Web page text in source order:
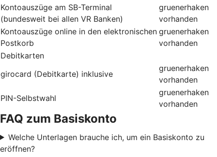
Kontoauszüge am SB-Terminal
(bundesweit bei allen VR Banken)
gruenerhaken
vorhanden
Kontoauszüge online in den elektronischen
Postkorb
gruenerhaken
vorhanden
Debitkarten
girocard (Debitkarte) inklusive
gruenerhaken
vorhanden
PIN-Selbstwahl
gruenerhaken
vorhanden
FAQ zum Basiskonto
Welche Unterlagen brauche ich, um ein Basiskonto zu
eröffnen?